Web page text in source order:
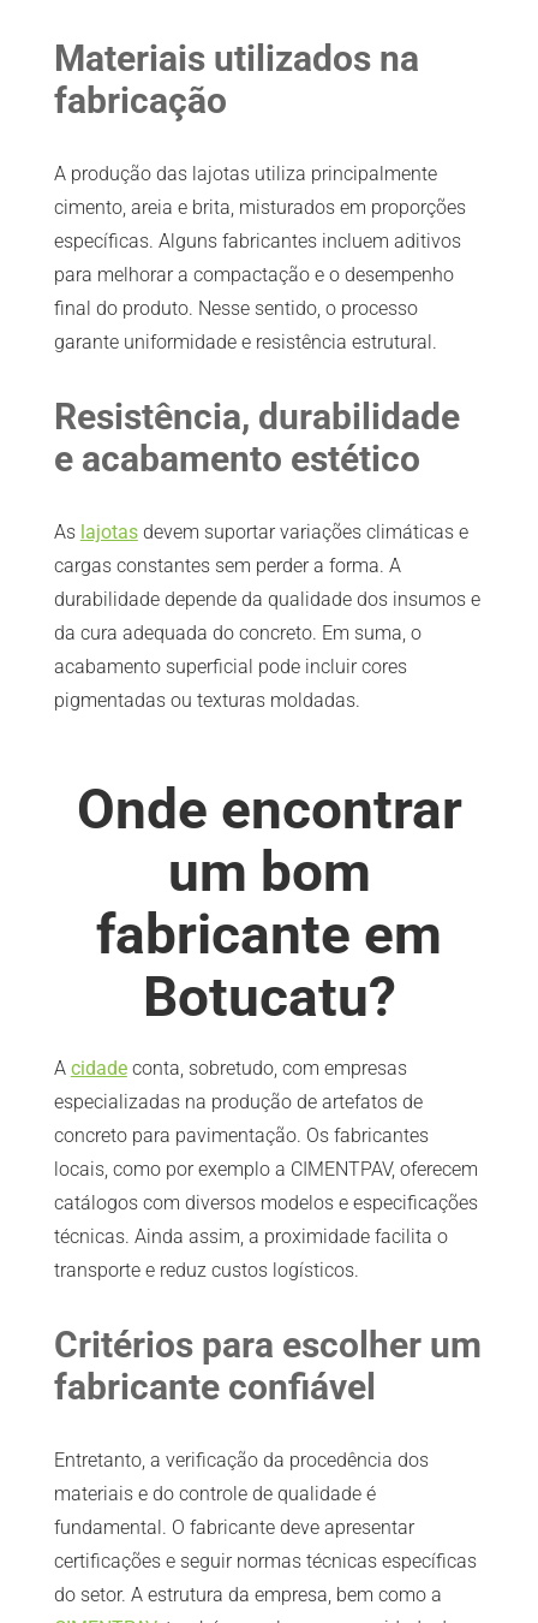
Materiais utilizados na
fabricação
A produção das lajotas utiliza principalmente
cimento, areia e brita, misturados em proporções
específicas. Alguns fabricantes incluem aditivos
para melhorar a compactação e o desempenho
final do produto. Nesse sentido, o processo
garante uniformidade e resistência estrutural.
Resistência, durabilidade
e acabamento estético
As lajotasdevem suportar variações climáticas e
cargas constantes sem perder a forma. A
durabilidade depende da qualidade dos insumos e
da cura adequada do concreto. Em suma, o
acabamento superficial pode incluir cores
pigmentadas ou texturas moldadas.
Onde encontrar
um bom
fabricante em
Botucatu?
A cidadeconta, sobretudo, com empresas
especializadas na produção de artefatos de
concreto para pavimentação. Os fabricantes
locais, como por exemplo a CIMENTPAV, oferecem
catálogos com diversos modelos e especificações
técnicas. Ainda assim, a proximidade facilita o
transporte e reduz custos logísticos.
Critérios para escolher um
fabricante confiável
Entretanto, a verificação da procedência dos
materiais e do controle de qualidade é
fundamental. O fabricante deve apresentar
certificações e seguir normas técnicas específicas
do setor. A estrutura da empresa, bem como a